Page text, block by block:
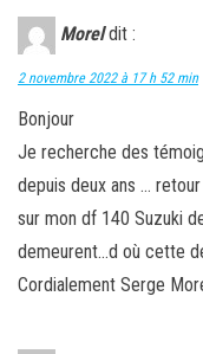
Morel dit :
2 novembre 2022 à 17 h 52 min
Bonjour
Je recherche des
depuis deux ans …
sur mon df 140 Suzuki
demeurent…d où cette
Cordialement Serge